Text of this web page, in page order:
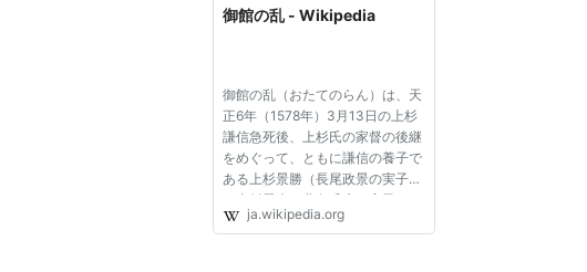
御館の乱 - Wikipedia
御館の乱（おたてのらん）は、天
正6年（1578年）3月13日の上杉
謙信急死後、上杉氏の家督の後継
をめぐって、ともに謙信の養子で
ある上杉景勝（長尾政景の実子）
と上杉景虎（北条氏康の実子）と
の間で起こった越後のお家騒動。
ja.wikipedia.org